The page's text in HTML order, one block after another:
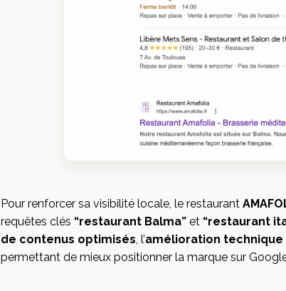
Pour renforcer sa visibilité locale, le restaurant
requêtes clés “restaurant Balma”et “restaurant
de contenus optimisés, l’amélioration technique
permettant de mieux positionner la marque sur Google